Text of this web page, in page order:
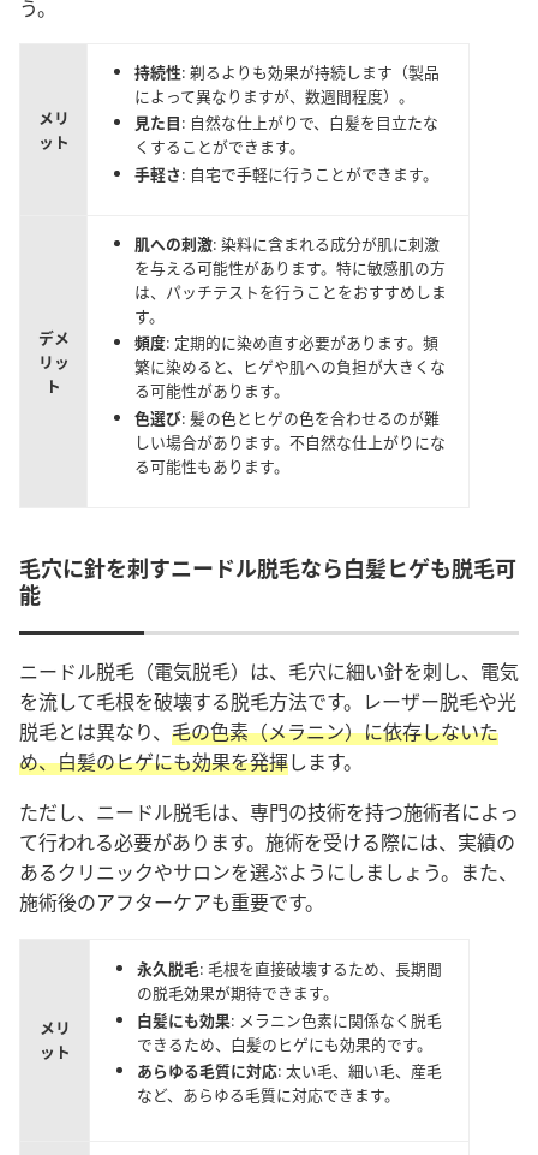
う。
メリ
ット
持続性: 剃るよりも効果が持続します（製品
によって異なりますが、数週間程度）。
見た目: 自然な仕上がりで、白髪を目立たな
くすることができます。
手軽さ: 自宅で手軽に行うことができます。
デメ
リッ
ト
肌への刺激: 染料に含まれる成分が肌に刺激
を与える可能性があります。特に敏感肌の方
は、パッチテストを行うことをおすすめしま
す。
頻度: 定期的に染め直す必要があります。頻
繁に染めると、ヒゲや肌への負担が大きくな
る可能性があります。
色選び: 髪の色とヒゲの色を合わせるのが難
しい場合があります。不自然な仕上がりにな
る可能性もあります。
毛穴に針を刺すニードル脱毛なら白髪ヒゲも脱毛可
能
ニードル脱毛（電気脱毛）は、毛穴に細い針を刺し、電気
を流して毛根を破壊する脱毛方法です。レーザー脱毛や光
脱毛とは異なり、 毛の色素（メラニン）に依存しないた
め、白髪のヒゲにも効果を発揮します。
ただし、ニードル脱毛は、専門の技術を持つ施術者によっ
て行われる必要があります。施術を受ける際には、実績の
あるクリニックやサロンを選ぶようにしましょう。また、
施術後のアフターケアも重要です。
メリ
ット
永久脱毛: 毛根を直接破壊するため、長期間
の脱毛効果が期待できます。
白髪にも効果: メラニン色素に関係なく脱毛
できるため、白髪のヒゲにも効果的です。
あらゆる毛質に対応: 太い毛、細い毛、産毛
など、あらゆる毛質に対応できます。